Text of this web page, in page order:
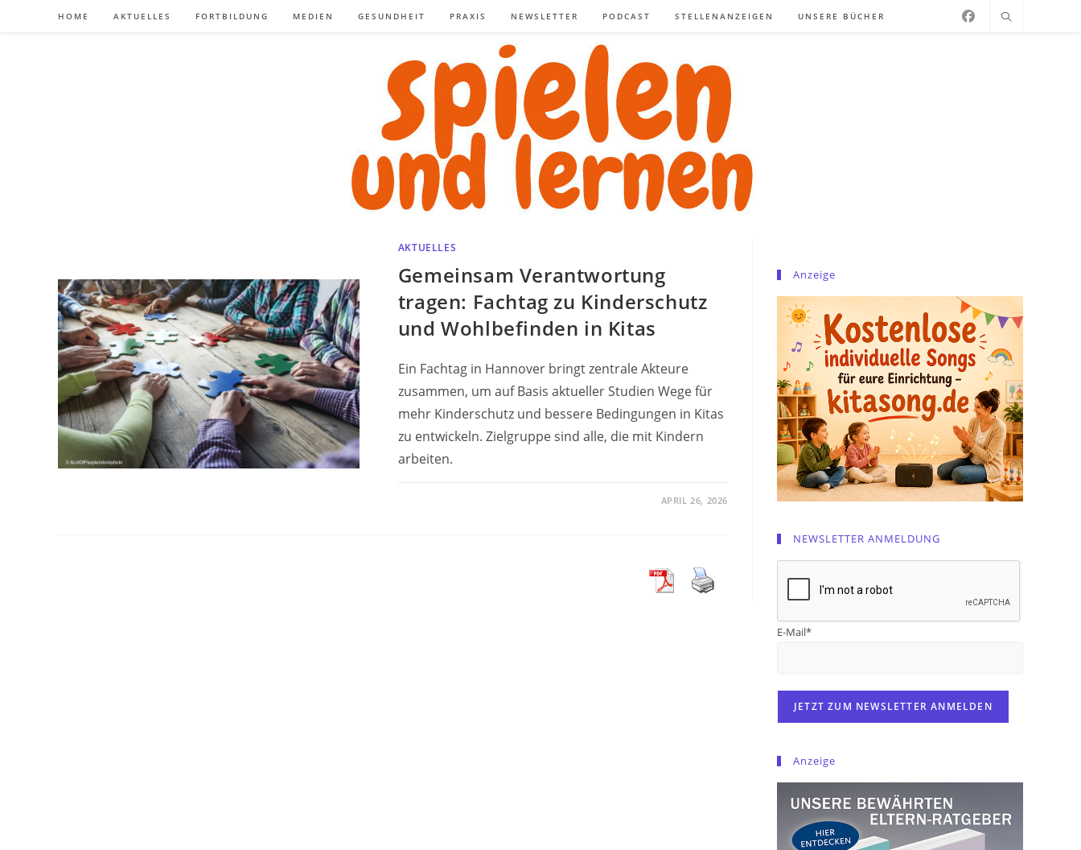
HOME AKTUELLES FORTBILDUNG MEDIEN GESUNDHEIT PRAXIS NEWSLETTER PODCAST STELLENANZEIGEN UNSERE BÜCHER
AKTUELLES
Gemeinsam Verantwortung
tragen: Fachtag zu Kinderschutz
und Wohlbefinden in Kitas
Ein Fachtag in Hannover bringt zentrale Akteure
zusammen, um auf Basis aktueller Studien Wege für
mehr Kinderschutz und bessere Bedingungen in Kitas
zu entwickeln. Zielgruppe sind alle, die mit Kindern
arbeiten.
APRIL 26, 2026
Anzeige
NEWSLETTER ANMELDUNG
E-Mail*
Anzeige